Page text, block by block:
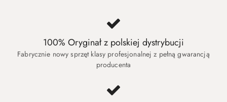
100% Oryginał z polskiej dystrybucji
Fabrycznie nowy sprzęt klasy profesjonalnej z pełną gwarancją
producenta